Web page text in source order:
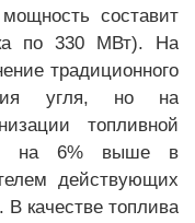
составит
по 330 МВт). На
традиционного
угля, но на
топливной
на 6% выше в
действующих
В качестве топлива